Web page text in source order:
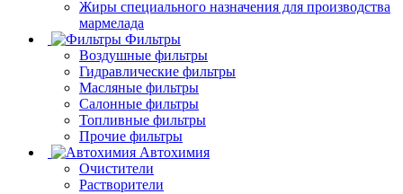
Жиры специального назначения для производства
мармелада
Фильтры
Воздушные фильтры
Гидравлические фильтры
Масляные фильтры
Салонные фильтры
Топливные фильтры
Прочие фильтры
Автохимия
Очистители
Растворители